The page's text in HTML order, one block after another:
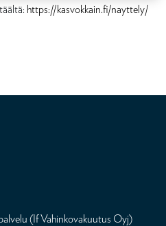
https://kasvokkain.fi/nayttely/
(If Vahinkovakuutus Oyj)